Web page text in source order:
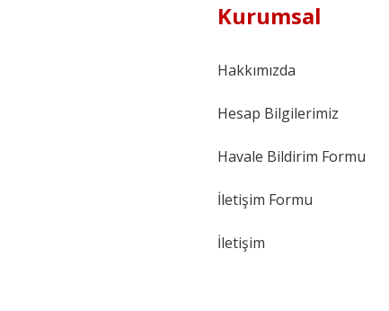
Kurumsal
Hakkımızda
Hesap Bilgilerimiz
Havale Bildirim Formu
İletişim Formu
İletişim